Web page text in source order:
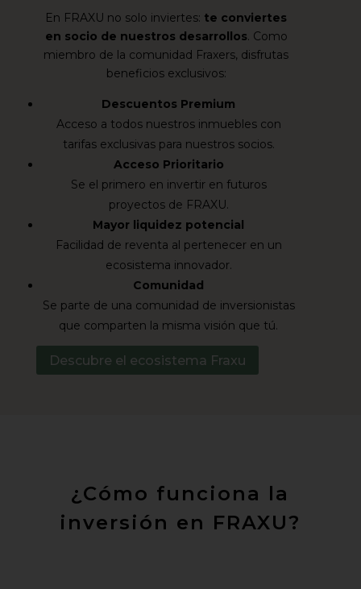
En FRAXU no solo inviertes: te conviertes
en socio de nuestros desarrollos. Como
miembro de la comunidad Fraxers, disfrutas
beneficios exclusivos:
Descuentos Premium
Acceso a todos nuestros inmuebles con
tarifas exclusivas para nuestros socios.
Acceso Prioritario
Se el primero en invertir en futuros
proyectos de FRAXU.
Mayor liquidez potencial
Facilidad de reventa al pertenecer en un
ecosistema innovador.
Comunidad
Se parte de una comunidad de inversionistas
que comparten la misma visión que tú.
Descubre el ecosistema Fraxu
¿Cómo funciona la
inversión en FRAXU?